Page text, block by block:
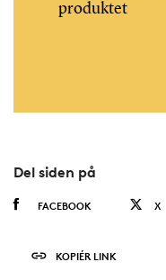
produktet
Del siden på
FACEBOOK X
KOPIÉR LINK